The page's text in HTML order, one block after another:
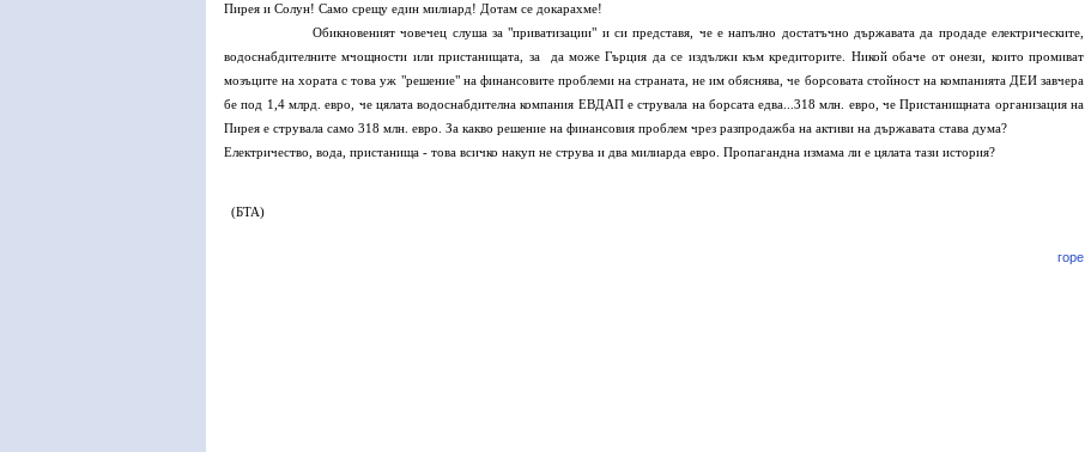
Пирея и Солун! Само срещу един милиард! Дотам се докарахме!
Обикновеният човечец слуша за "приватизации" и си представя, че е напълно достатъчно държавата да продаде електрическите,
водоснабдителните мчощности или пристанищата, за да може Гърция да се издължи към кредиторите. Никой обаче от онези, които промиват
мозъците на хората с това уж "решение" на финансовите проблеми на страната, не им обяснява, че борсовата стойност на компанията ДЕИ завчера
бе под 1,4 млрд. евро, че цялата водоснабдителна компания ЕВДАП е струвала на борсата едва...318 млн. евро, че Пристанищната организация на
Пирея е струвала само 318 млн. евро. За какво решение на финансовия проблем чрез разпродажба на активи на държавата става дума?
Електричество, вода, пристанища - това всичко накуп не струва и два милиарда евро. Пропагандна измама ли е цялата тази история?
(БТА)
горе